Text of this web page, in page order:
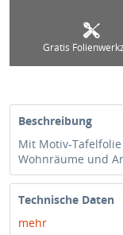
Gratis
Beschreibung
Mit Motiv-
Wohnräume und
Technische Daten
mehr